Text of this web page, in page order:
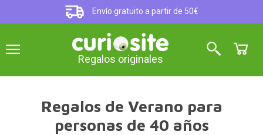
Envío gratuito a partir de 50€
Regalos originales
Regalos de Verano para
personas de 40 años